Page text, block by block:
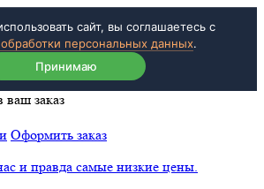
сайт, вы соглашаетесь с
персональных данных.
Принимаю
ваш заказ
Оформить заказ
и правда самые низкие цены.